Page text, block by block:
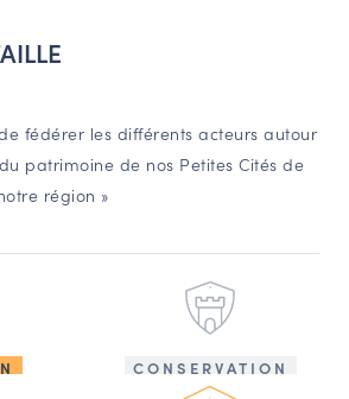
fédérer les différents acteurs autour
patrimoine de nos Petites Cités de
région »
CONSERVATION